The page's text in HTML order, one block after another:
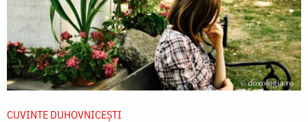
CUVINTE DUHOVNICEȘTI